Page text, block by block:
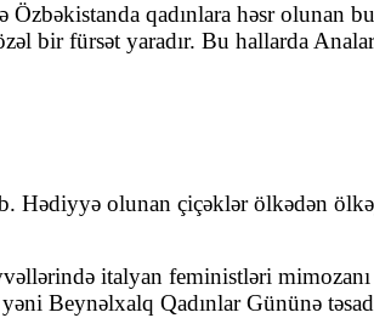
qadınlara həsr
bir fürsət yaradır. Bu hallarda
Hədiyyə olunan çiçəklər ölkədən
italyan feministləri
Beynəlxalq Qadınlar Gününə